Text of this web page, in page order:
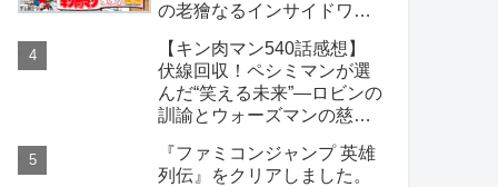
の老獪なるインサイドワー
【キン肉マン540話感想】
伏線回収！ペシミマンが選
んだ“笑える未来”―ロビンの
訓諭とウォーズマンの慈愛
『ファミコンジャンプ 英雄
列伝』をクリアしました。